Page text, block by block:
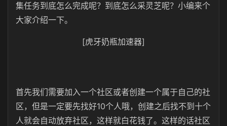
集任务到底怎么完成呢？到底怎么采灵芝呢？小编来个
大家介绍一下。
[虎牙奶瓶加速器]
首先我们需要加入一个社区或者创建一个属于自己的社
区，但是一定要先找好10个人哦，创建之后找不到十个
人就会自动放弃社区，这样就白花钱了。这样的话社区